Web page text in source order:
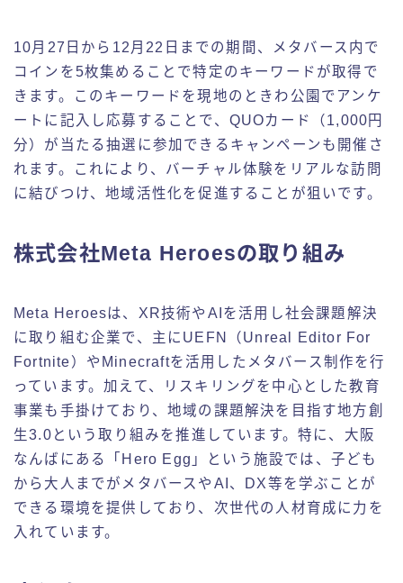
10月27日から12月22日までの期間、メタバース内で
コインを5枚集めることで特定のキーワードが取得で
きます。このキーワードを現地のときわ公園でアンケ
ートに記入し応募することで、QUOカード（1,000円
分）が当たる抽選に参加できるキャンペーンも開催さ
れます。これにより、バーチャル体験をリアルな訪問
に結びつけ、地域活性化を促進することが狙いです。
株式会社Meta Heroesの取り組み
Meta Heroesは、XR技術やAIを活用し社会課題解決
に取り組む企業で、主にUEFN（Unreal Editor For
Fortnite）やMinecraftを活用したメタバース制作を行
っています。加えて、リスキリングを中心とした教育
事業も手掛けており、地域の課題解決を目指す地方創
生3.0という取り組みを推進しています。特に、大阪
なんばにある「Hero Egg」という施設では、子ども
から大人までがメタバースやAI、DX等を学ぶことが
できる環境を提供しており、次世代の人材育成に力を
入れています。